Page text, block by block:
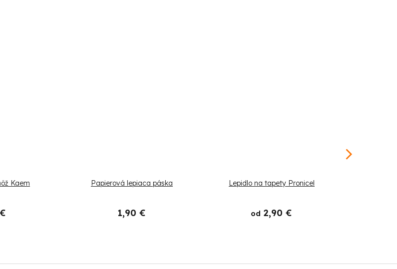
Kaem Papierová lepiaca páska
1,90 €
Lepidlo na tapety Pronicel
od 2,90 €